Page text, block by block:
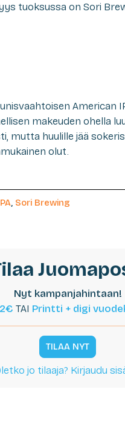
tuoksussa on Sori
American
makeuden ohella
mutta huulille jää
olut.
, Sori Brewing
Nyt kampanjahintaan!
TAI Printti + digi
TILAA NYT
jo tilaaja? Kirjaudu